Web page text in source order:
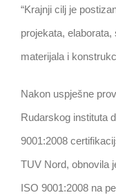
“Krajnji cilj je
projekata,
materijala i
Nakon uspješne
Rudarskog instituta
9001:2008
TUV Nord, obnovila
ISO 9001:2008 na